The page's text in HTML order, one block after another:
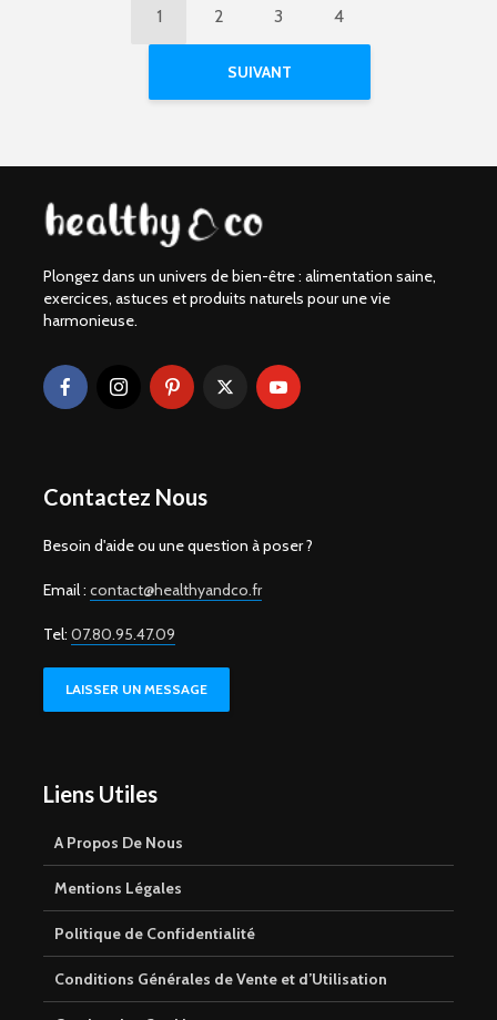
1 2 3 4
SUIVANT
Plongez dans un univers de bien-être : alimentation saine,
exercices, astuces et produits naturels pour une vie
harmonieuse.
Contactez Nous
Besoin d'aide ou une question à poser ?
Email : contact@healthyandco.fr
Tel: 07.80.95.47.09
LAISSER UN MESSAGE
Liens Utiles
A Propos De Nous
Mentions Légales
Politique de Confidentialité
Conditions Générales de Vente et d’Utilisation